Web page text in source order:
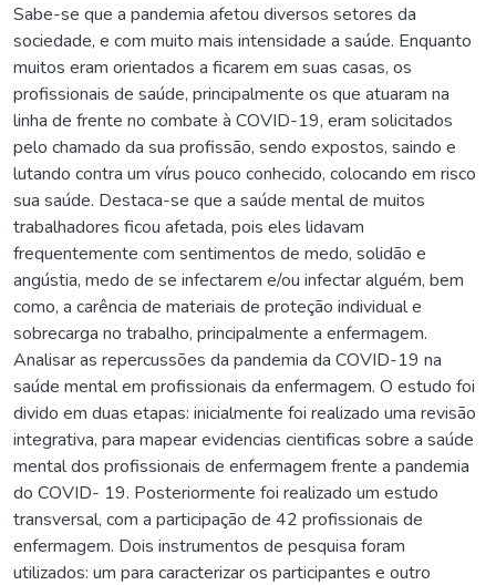
Sabe-se que a pandemia afetou diversos setores da
sociedade, e com muito mais intensidade a saúde. Enquanto
muitos eram orientados a ficarem em suas casas, os
profissionais de saúde, principalmente os que atuaram na
linha de frente no combate à COVID-19, eram solicitados
pelo chamado da sua profissão, sendo expostos, saindo e
lutando contra um vírus pouco conhecido, colocando em risco
sua saúde. Destaca-se que a saúde mental de muitos
trabalhadores ficou afetada, pois eles lidavam
frequentemente com sentimentos de medo, solidão e
angústia, medo de se infectarem e/ou infectar alguém, bem
como, a carência de materiais de proteção individual e
sobrecarga no trabalho, principalmente a enfermagem.
Analisar as repercussões da pandemia da COVID-19 na
saúde mental em profissionais da enfermagem. O estudo foi
divido em duas etapas: inicialmente foi realizado uma revisão
integrativa, para mapear evidencias cientificas sobre a saúde
mental dos profissionais de enfermagem frente a pandemia
do COVID- 19. Posteriormente foi realizado um estudo
transversal, com a participação de 42 profissionais de
enfermagem. Dois instrumentos de pesquisa foram
utilizados: um para caracterizar os participantes e outro